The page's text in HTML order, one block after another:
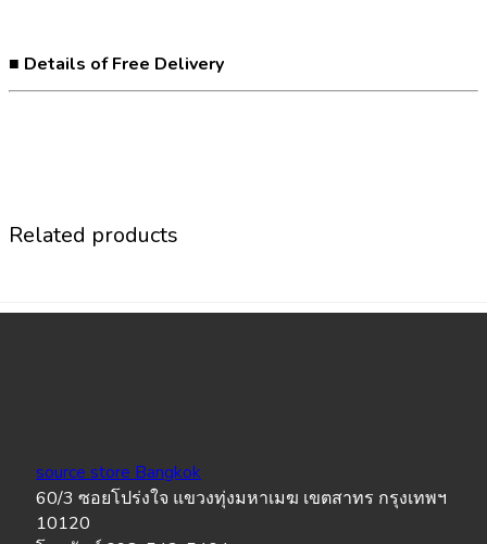
■ Details of Free Delivery
Related products
source store Bangkok
60/3 ซอยโปร่งใจ แขวงทุ่งมหาเมฆ เขตสาทร กรุงเทพฯ
10120